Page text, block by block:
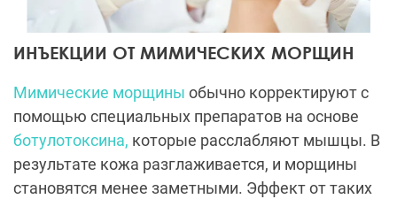
ИНЪЕКЦИИ ОТ МИМИЧЕСКИХ МОРЩИН
Мимические морщины обычно корректируют с
помощью специальных препаратов на основе
ботулотоксина, которые расслабляют мышцы. В
результате кожа разглаживается, и морщины
становятся менее заметными. Эффект от таких